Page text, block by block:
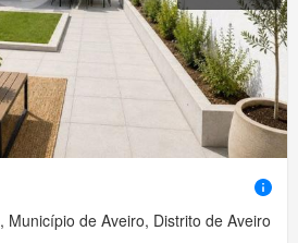
Município de Aveiro, Distrito de Aveiro